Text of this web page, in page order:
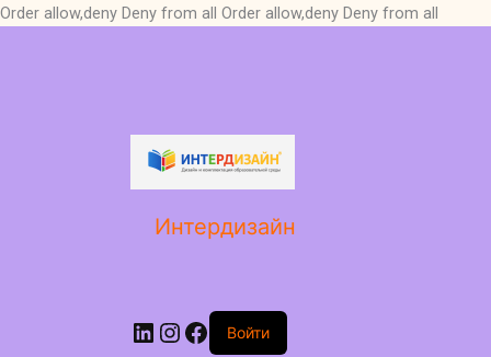
Order allow,deny Deny from all Order allow,deny Deny from all
Интердизайн
LinkedIn
Instagram
Facebook
Войти